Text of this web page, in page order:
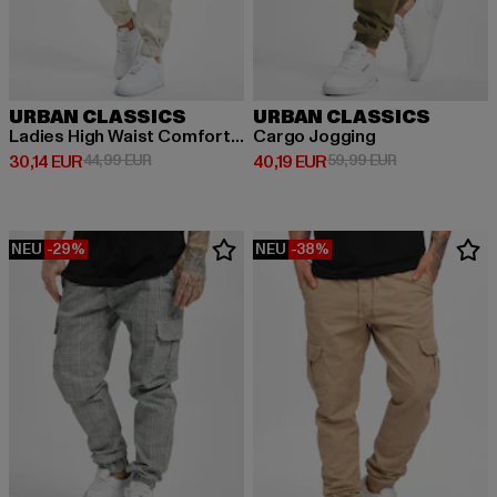
URBAN CLASSICS
Ladies High Waist Comfort Jogging
30,14 EUR
Derzeitiger Preis: 30,14 EUR
44,99 EURAktionspreis: 44,99 EUR
URBAN CLASSICS
Cargo Jogging
40,19 EUR
Derzeitiger Preis: 40,19 EUR
59,99 EURAktionspreis:
NEU -29% NEU -38%